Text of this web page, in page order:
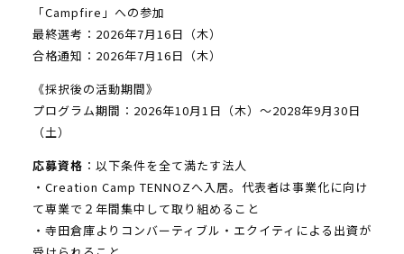
「Campfire」への参加
最終選考：2026年7月16日（木）
合格通知：2026年7月16日（木）
《採択後の活動期間》
プログラム期間：2026年10月1日（木）～2028年9月30日
（土）
応募資格 ：以下条件を全て満たす法人
・Creation Camp TENNOZへ入居。代表者は事業化に向け
て専業で２年間集中して取り組めること
・寺田倉庫よりコンバーティブル・エクイティによる出資が